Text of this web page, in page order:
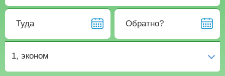
Туда Обратно?
1, эконом